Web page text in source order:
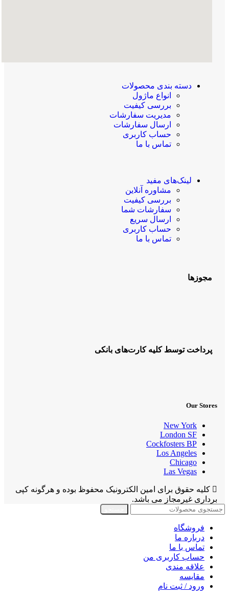
دسته بندی محصولات
انواع ماژول
بررسی کیفیت
مدیریت سفارشات
ارسال سفارشات
حساب کاربری
تماس با ما
لینک‌های مفید
مشاوره آنلاین
بررسی کیفیت
سفارشات شما
ارسال سریع
حساب کاربری
تماس با ما
مجوزها
پرداخت توسط کلیه کارت‌های بانکی
Our Stores
New York
London SF
Cockfosters BP
Los Angeles
Chicago
Las Vegas
کلیه حقوق برای امین الکترونیک محفوظ بوده و هرگونه کپی
برداری غیرمجاز می باشد.
فروشگاه
درباره ما
تماس با ما
حساب کاربری من
علاقه مندی
مقايسه
ورود / ثبت نام